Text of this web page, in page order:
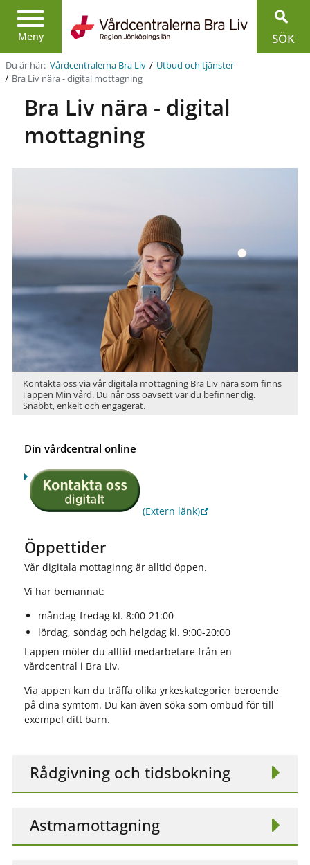
Meny
Region
Jönköpings
län
SÖK
Du är här: Vårdcentralerna Bra Liv / Utbud och tjänster
/ Bra Liv nära - digital mottagning
Bra Liv nära - digital
mottagning
Kontakta oss via vår digitala mottagning Bra Liv nära som finns
i appen Min vård. Du når oss oavsett var du befinner dig.
Snabbt, enkelt och engagerat.
Din vårdcentral online
(Extern länk)
Öppettider
Vår digitala mottaginng är alltid öppen.
Vi har bemannat:
måndag-fredag kl. 8:00-21:00
lördag, söndag och helgdag kl. 9:00-20:00
I appen möter du alltid medarbetare från en
vårdcentral i Bra Liv.
Via appen kan du träffa olika yrkeskategorier beroende
på dina symtom. Du kan även söka som ombud för till
exempel ditt barn.
Rådgivning och tidsbokning
Astmamottagning